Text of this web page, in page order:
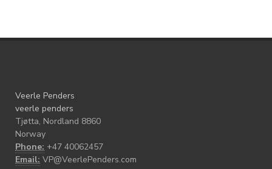
Veerle Penders
veerle penders
Tjøtta, Nordland 8860
Norway
Phone: +47 40062457
Email: VP@VeerlePenders.com